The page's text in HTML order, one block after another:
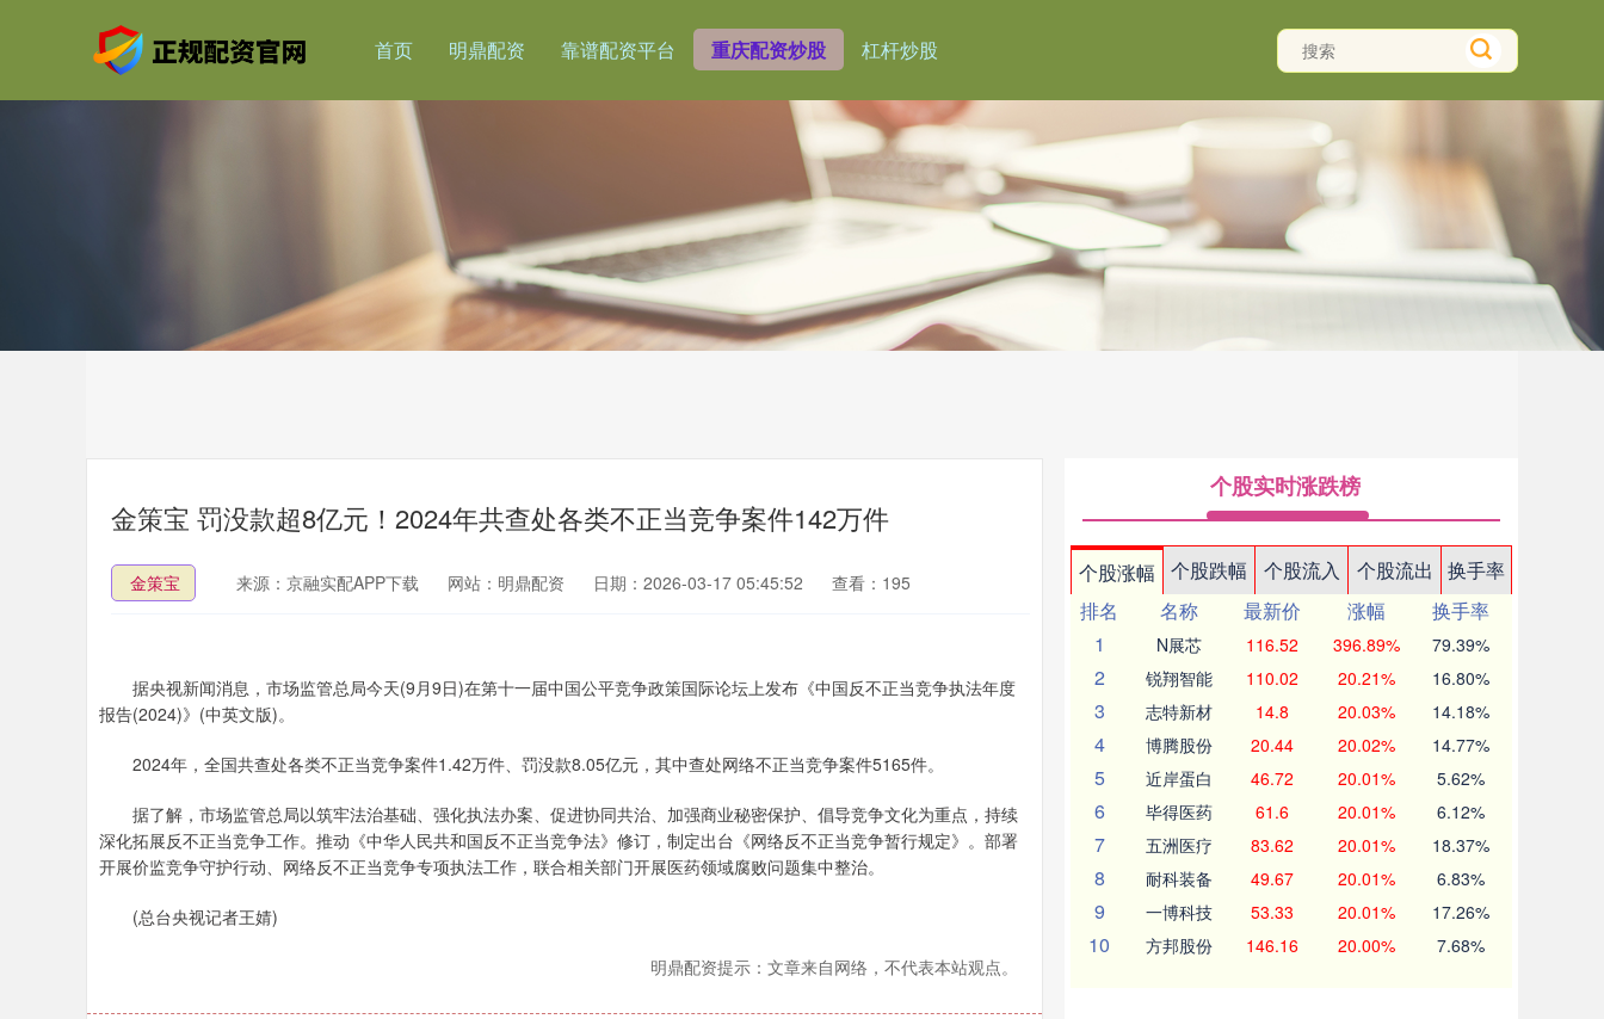
首页 明鼎配资 靠谱配资平台 重庆配资炒股 杠杆炒股
金策宝 罚没款超8亿元！2024年共查处各类不正当竞争案件142万件
金策宝 来源：京融实配APP下载 网站：明鼎配资 日期：2026-03-17 05:45:52 查看：195
据央视新闻消息，市场监管总局今天(9月9日)在第十一届中国公平竞争政策国际论坛上发布《中国反不正当竞争执法年度
报告(2024)》(中英文版)。
2024年，全国共查处各类不正当竞争案件1.42万件、罚没款8.05亿元，其中查处网络不正当竞争案件5165件。
据了解，市场监管总局以筑牢法治基础、强化执法办案、促进协同共治、加强商业秘密保护、倡导竞争文化为重点，持续
深化拓展反不正当竞争工作。推动《中华人民共和国反不正当竞争法》修订，制定出台《网络反不正当竞争暂行规定》。部署
开展价监竞争守护行动、网络反不正当竞争专项执法工作，联合相关部门开展医药领域腐败问题集中整治。
(总台央视记者王婧)
明鼎配资提示：文章来自网络，不代表本站观点。
个股实时涨跌榜
个股涨幅 个股跌幅 个股流入 个股流出
换手率
排名
名称 最新价 涨幅
换手率
1
N展芯 116.52 396.89% 79.39%
2 锐翔智能 110.02 20.21% 16.80%
3 志特新材 14.8 20.03% 14.18%
4 博腾股份 20.44 20.02% 14.77%
5 近岸蛋白 46.72 20.01% 5.62%
6 毕得医药 61.6 20.01% 6.12%
7 五洲医疗 83.62 20.01% 18.37%
8 耐科装备 49.67 20.01% 6.83%
9 一博科技 53.33 20.01% 17.26%
10 方邦股份 146.16 20.00% 7.68%